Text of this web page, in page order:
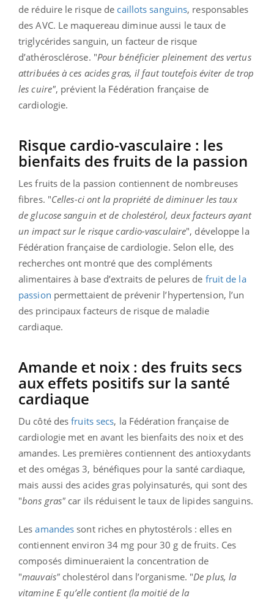
de réduire le risque de caillots sanguins, responsables
des AVC. Le maquereau diminue aussi le taux de
triglycérides sanguin, un facteur de risque
d’athérosclérose. "Pour bénéficier pleinement des vertus
attribuées à ces acides gras, il faut toutefois éviter de trop
les cuire", prévient la Fédération française de
cardiologie.
Risque cardio-vasculaire : les
bienfaits des fruits de la passion
Les fruits de la passion contiennent de nombreuses
fibres. "Celles-ci ont la propriété de diminuer les taux
de glucose sanguin et de cholestérol, deux facteurs ayant
un impact sur le risque cardio-vasculaire", développe la
Fédération française de cardiologie. Selon elle, des
recherches ont montré que des compléments
alimentaires à base d’extraits de pelures de fruit de la
passion permettaient de prévenir l’hypertension, l’un
des principaux facteurs de risque de maladie
cardiaque.
Amande et noix : des fruits secs
aux effets positifs sur la santé
cardiaque
Du côté desfruits secs, la Fédération française de
cardiologie met en avant les bienfaits des noix et des
amandes. Les premières contiennent des antioxydants
et des omégas 3, bénéfiques pour la santé cardiaque,
mais aussi des acides gras polyinsaturés, qui sont des
"bons gras" car ils réduisent le taux de lipides sanguins.
Lesamandes sont riches en phytostérols : elles en
contiennent environ 34 mg pour 30 g de fruits. Ces
composés diminueraient la concentration de
"mauvais"cholestérol dans l’organisme. "De plus, la
vitamine E qu’elle contient (la moitié de la